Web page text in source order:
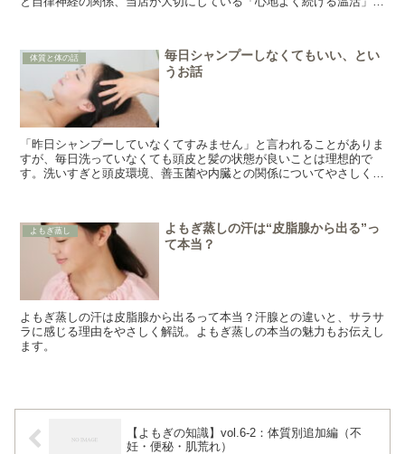
体質と体の話
毎日シャンプーしなくてもいい、とい
うお話
「昨日シャンプーしていなくてすみません」と言われることがありま
すが、毎日洗っていなくても頭皮と髪の状態が良いことは理想的で
す。洗いすぎと頭皮環境、善玉菌や内臓との関係についてやさしくお
よもぎ蒸し
よもぎ蒸しの汗は“皮脂腺から出る”っ
て本当？
よもぎ蒸しの汗は皮脂腺から出るって本当？汗腺との違いと、サラサ
ラに感じる理由をやさしく解説。よもぎ蒸しの本当の魅力もお伝えし
ます。
【よもぎの知識】vol.6-2：体質別追加編（不
妊・便秘・肌荒れ）